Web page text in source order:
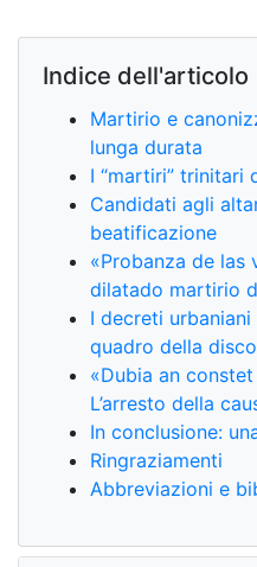
Indice dell'articolo
Martirio e
lunga durata
I “martiri” trinitari
Candidati agli
beatificazione
«Probanza de las
dilatado martirio
I decreti
quadro della
«Dubia an
L’arresto della
In conclusione:
Ringraziamenti
Abbreviazioni e